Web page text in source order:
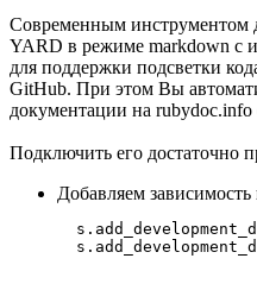
Современным инструментом
YARD в режиме markdown с
для поддержки подсветки
GitHub. При этом Вы
документации на rubydoc.info
Подключить его достаточно
Добавляем зависимость